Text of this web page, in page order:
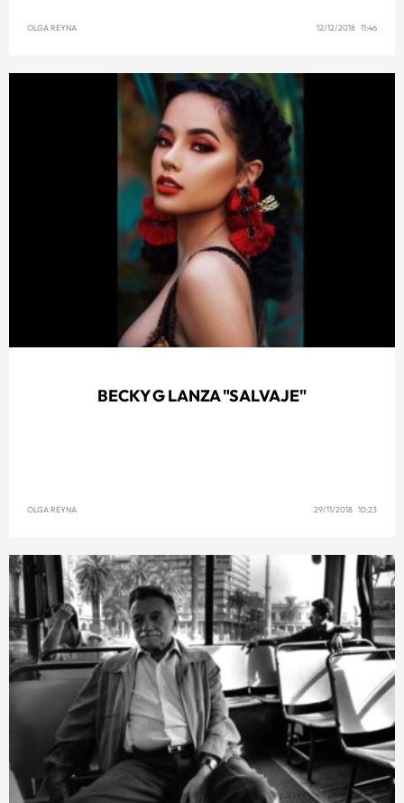
OLGA REYNA 12/12/2018 11:46
BECKY G LANZA "SALVAJE"
OLGA REYNA 29/11/2018 10:23